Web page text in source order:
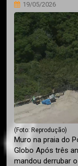
19/05/2026
(Foto: Reprodução)
Muro na praia do
Globo Após três
mandou derrubar